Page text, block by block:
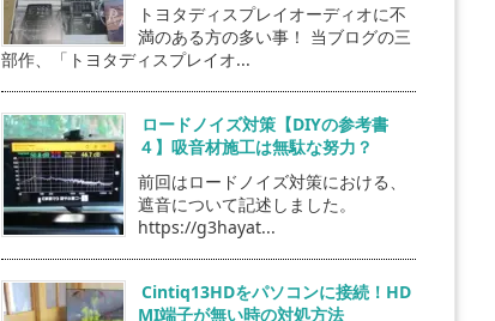
トヨタディスプレイオーディオに不
満のある方の多い事！ 当ブログの三
部作、「トヨタディスプレイオ...
ロードノイズ対策【DIYの参考書
４】吸音材施工は無駄な努力？
前回はロードノイズ対策における、
遮音について記述しました。
https://g3hayat...
Cintiq13HDをパソコンに接続！HD
MI端子が無い時の対処方法